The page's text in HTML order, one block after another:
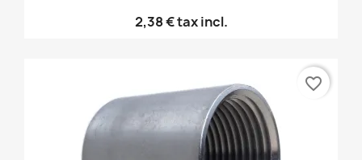
2,38 €tax incl.
favorite_border